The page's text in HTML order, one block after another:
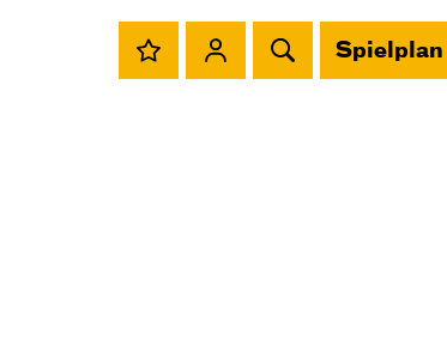
Spielplan